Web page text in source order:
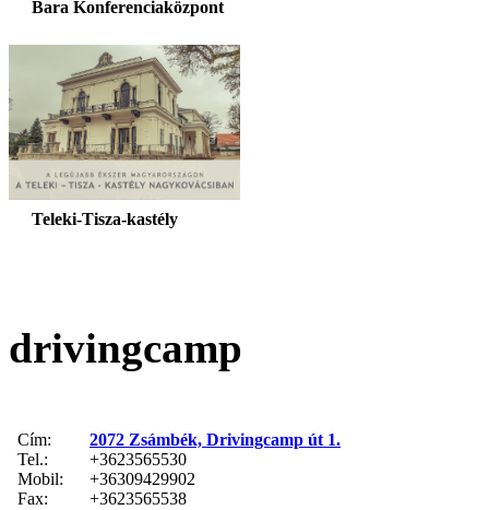
Bara Konferenciaközpont
Teleki-Tisza-kastély
drivingcamp
Cím:
2072 Zsámbék, Drivingcamp út 1.
Tel.:
+3623565530
Mobil:
+36309429902
Fax:
+3623565538